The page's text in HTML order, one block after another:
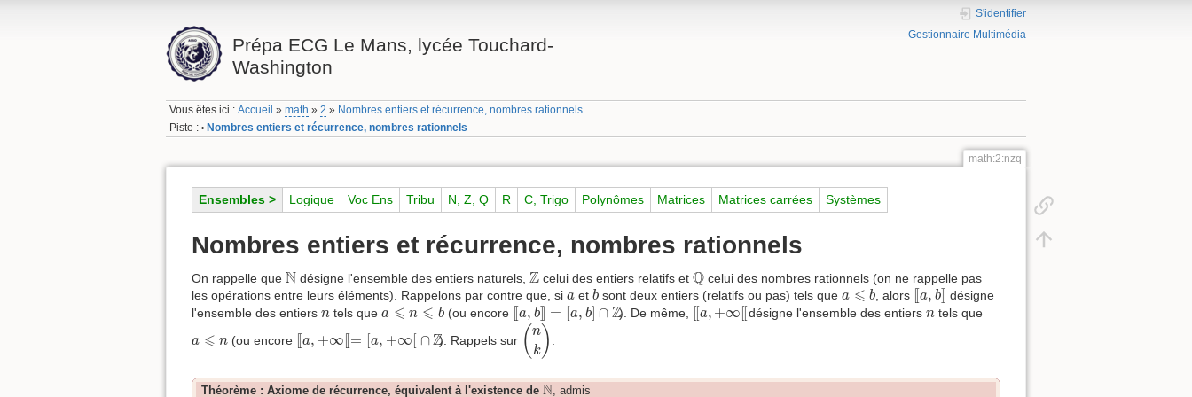
Prépa ECG Le Mans, lycée Touchard-
Washington
S'identifier
Gestionnaire Multimédia
Vous êtes ici :Accueil »math »2 » Nombres entiers et récurrence, nombres rationnels
Piste : • Nombres entiers et récurrence, nombres rationnels
math:2:nzq
Ensembles > Logique Voc Ens Tribu N, Z, Q R C, Trigo Polynômes Matrices Matrices carrées Systèmes
Nombres entiers et récurrence, nombres rationnels
On rappelle que N
N désigne l'ensemble des entiers naturels, Z
Z celui des entiers relatifs et Q
Q celui des nombres rationnels (on ne rappelle pas
les opérations entre leurs éléments). Rappelons par contre que, si a
a et b
b sont deux entiers (relatifs ou pas) tels que a ⩽ b
a ⩽b , alors [a, b
[[a,b]]désigne
l'ensemble des entiers n
n tels que a ⩽ n ⩽ b
a⩽n ⩽ b (ou encore a, b] = a, b] ∩ Z
[[ ,b] ] a ]∩ Z ). De même, a, +∞
[[ a + [ désigne l'ensemble des entiersn
n tels que
a ⩽ n
a ⩽n (ou encore [a, +∞ = [a, +∞ ∩Z
[[ + [= , ∞[ Z ). Rappels sur (n
k )
n k)
.
Théorème : Axiome de récurrence, équivalent à l'existence de N
N, admis